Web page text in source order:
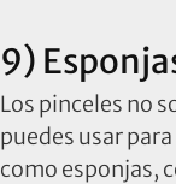
9)
Los pinceles no
puedes usar
como esponjas,